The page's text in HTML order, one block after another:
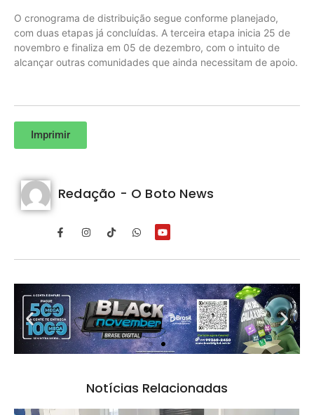
O cronograma de distribuição segue conforme planejado,
com duas etapas já concluídas. A terceira etapa inicia 25 de
novembro e finaliza em 05 de dezembro, com o intuito de
alcançar outras comunidades que ainda necessitam de apoio.
Imprimir
Redação - O Boto News
Notícias Relacionadas